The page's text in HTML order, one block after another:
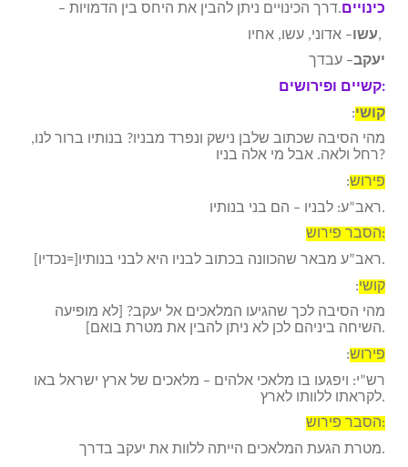
כינויים – דרך הכינויים ניתן להבין את היחס בין הדמויות.
עשו– אדוני, עשו, אחיו,
יעקב– עבדך
קשיים ופירושים:
קושי:
מהי הסיבה שכתוב שלבן נישק ונפרד מבניו? בנותיו ברור לנו,
רחל ולאה. אבל מי אלה בניו?
פירוש:
ראב”ע: לבניו – הם בני בנותיו.
הסבר פירוש:
ראב”ע מבאר שהכוונה בכתוב לבניו היא לבני בנותיו[=נכדיו].
קושי:
מהי הסיבה לכך שהגיעו המלאכים אל יעקב? [לא מופיעה
השיחה ביניהם לכן לא ניתן להבין את מטרת בואם].
פירוש:
רש”י: ויפגעו בו מלאכי אלהים – מלאכים של ארץ ישראל באו
לקראתו ללוותו לארץ.
הסבר פירוש:
מטרת הגעת המלאכים הייתה ללוות את יעקב בדרך.